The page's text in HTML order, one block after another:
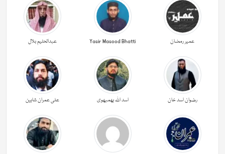
عمیر رمضان Yasir Masood Bhatti عبدالحليم بلال
رضوان اسد خان اسد اللہ بھمبھوی علی عمران شاہین